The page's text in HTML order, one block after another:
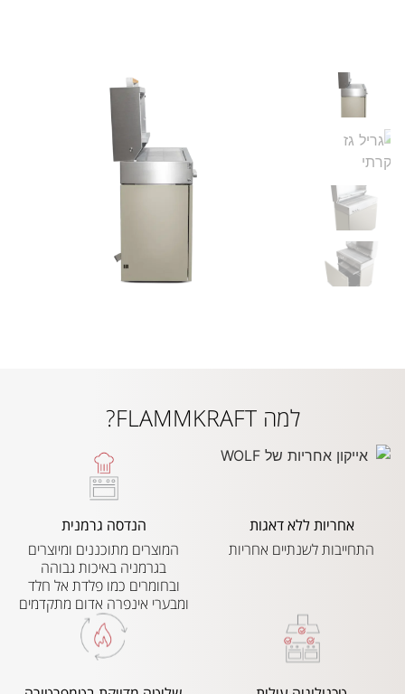
למה FLAMMKRAFT?
אחריות ללא דאגות
התחייבות לשנתיים אחריות
הנדסה גרמנית
המוצרים מתוכננים ומיוצרים
בגרמניה באיכות גבוהה
ובחומרים כמו פלדת אל חלד
ומבערי אינפרה אדום מתקדמים